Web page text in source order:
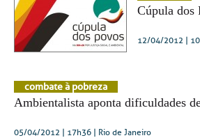
Cúpula dos
12/04/2012 |
combate à pobreza
Ambientalista aponta dificuldades
05/04/2012 | 17h36 | Rio de Janeiro